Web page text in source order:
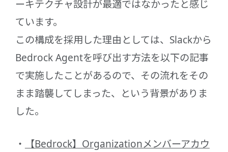
ーキテクチャ設計が最適ではなかったと感じ
ています。
この構成を採用した理由としては、Slackから
Bedrock Agentを呼び出す方法を以下の記事
で実施したことがあるので、その流れをその
まま踏襲してしまった、という背景がありま
した。
【Bedrock】Organizationメンバーアカウ